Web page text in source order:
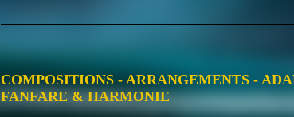
COMPOSITIONS - ARRANGEMENTS -
FANFARE & HARMONIE